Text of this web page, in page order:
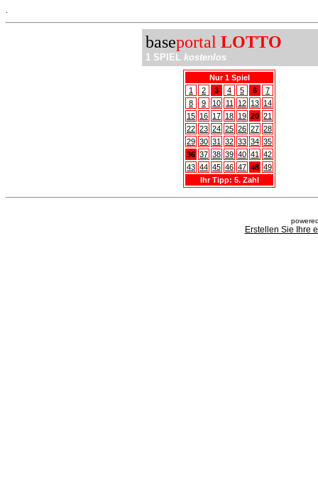
baseportal LOTTO
1 SPIEL kostenlos
Nur 1 Spiel
1
2 3 4 5 6
7
8
9 10 11 12 13 14
15 16 17 18 19 20 21
22 23 24 25 26 27 28
29 30 31 32 33 34 35
36 37 38 39 40 41
42
43 44 45 46 47 48 49
Ihr Tipp: 5. Zahl
Erstellen Sie Ihre